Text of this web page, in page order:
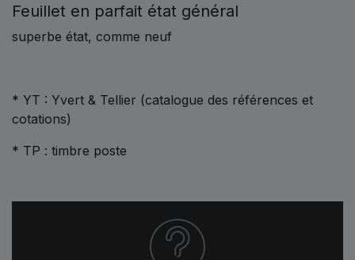
Feuillet en parfait état général
superbe état, comme neuf
* YT : Yvert & Tellier (catalogue des références et
cotations)
* TP : timbre poste